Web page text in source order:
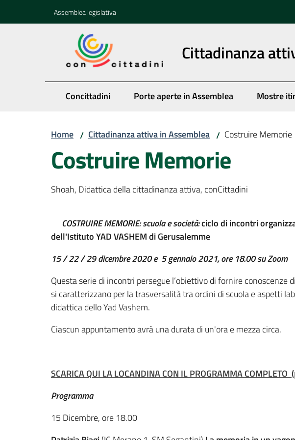
Assemblea legislativa
Cittadinanza
Concittadini Porte aperte in Assemblea Mostre
Home / Cittadinanza attiva in Assemblea / Costruire Memorie
Costruire Memorie
Shoah, Didattica della cittadinanza attiva, conCittadini
COSTRUIRE MEMORIE:scuola e società:ciclo di incontri
dell'Istituto YAD VASHEM di Gerusalemme
15 / 22 / 29 dicembre 2020 e 5 gennaio 2021, ore 18.00 su Zoom
Questa serie di incontri persegue l’obiettivo di fornire
si caratterizzano per la trasversalità tra ordini di scuola e aspetti
didattica dello Yad Vashem.
Ciascun appuntamento avrà una durata di un'ora e mezza circa.
SCARICA QUI LA LOCANDINA CON IL PROGRAMMA COMPLETO
Programma
15 Dicembre, ore 18.00